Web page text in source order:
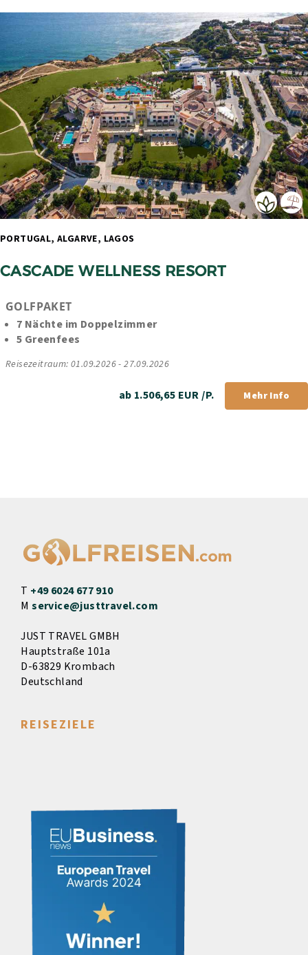
CASCADE WELLNESS RESORT
GOLFPAKET
7 Nächte im Doppelzimmer
5 Greenfees
Reisezeitraum: 01.09.2026 - 27.09.2026
ab 1.506,65 EUR /P. Mehr Info
T +49 6024 677 910
Mservice@justtravel.com
JUST TRAVEL GMBH
Hauptstraße 101a
D-63829 Krombach
Deutschland
REISEZIELE